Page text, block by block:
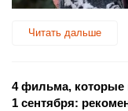
Читать дальше
4 фильма, которые
1 сентября: